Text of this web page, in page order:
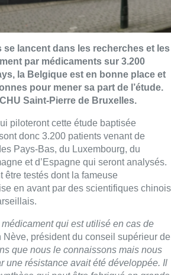
se lancent dans les recherches et les
par médicaments sur 3.200
la Belgique est en bonne place et
pour mener sa part de l’étude.
Saint-Pierre de Bruxelles.
piloteront cette étude baptisée
donc 3.200 patients venant de
Pays-Bas, du Luxembourg, du
et d’Espagne qui seront analysés.
être testés dont la fameuse
en avant par des scientifiques chinois
qui est utilisé en cas de
Nève, président du conseil supérieur de
que nous le connaissons mais nous
une résistance avait été développée. Il